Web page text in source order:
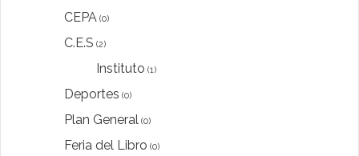
CEPA (0)
C.E.S (2)
Instituto (1)
Deportes (0)
Plan General (0)
Feria del Libro (0)